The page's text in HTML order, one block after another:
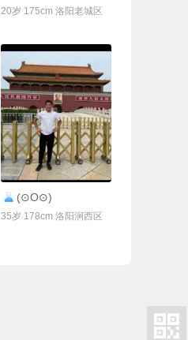
20岁 175cm 洛阳老城区
联系Ta
(⊙O⊙)
35岁 178cm 洛阳涧西区
